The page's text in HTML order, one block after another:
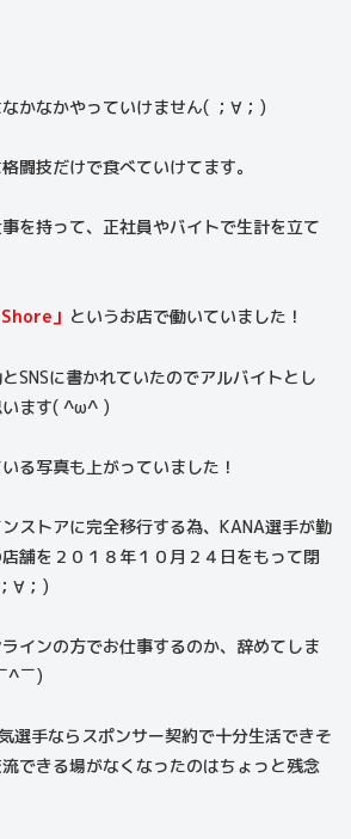
かなかやっていけません( ；∀；)
闘技だけで食べていけてます。
を持って、正社員やバイトで生計を立て
」 というお店で働いていました！
SNSに書かれていたのでアルバイトとし
います( ^ω^ )
る写真も上がっていました！
ストアに完全移行する為、KANA選手が勤
舗を２０１８年１０月２４日をもって閉
∀；)
インの方でお仕事するのか、辞めてしま
^￣)
選手ならスポンサー契約で十分生活できそ
できる場がなくなったのはちょっと残念